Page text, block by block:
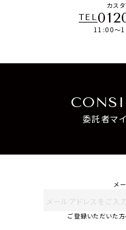
カス
TEL
11:00～
委託者マ
メ
ご登録いただいた方